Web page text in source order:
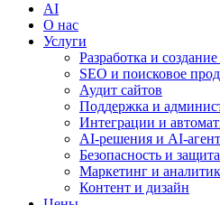
AI
О нас
Услуги
Разработка и
SEO и поисковое
Аудит сайтов
Поддержка и
Интеграции и
AI-решения и AI-
Безопасность и защита
Маркетинг и
Контент и дизайн